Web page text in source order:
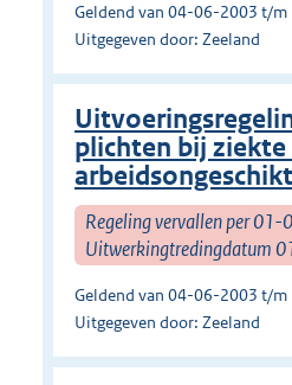
Geldend van 04-06-2003 t/
Uitgegeven door: Zeeland
plichten bij ziekte
Regeling vervallen per
Uitwerkingtredingdatum
Geldend van 04-06-2003 t/
Uitgegeven door: Zeeland